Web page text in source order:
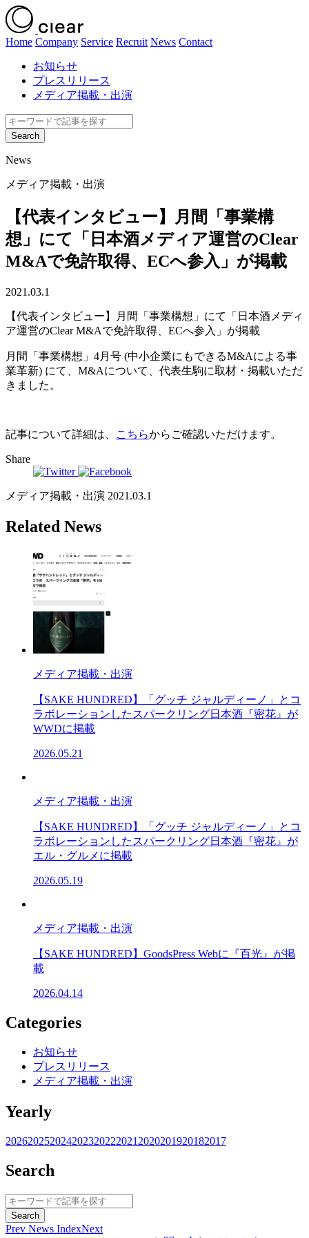
Home Company Service Recruit News Contact
お知らせ
プレスリリース
メディア掲載・出演
News
メディア掲載・出演
【代表インタビュー】月間「事業構
想」にて「日本酒メディア運営のClear
M&Aで免許取得、ECへ参入」が掲載
2021.03.1
【代表インタビュー】月間「事業構想」にて「日本酒メディ
ア運営のClear M&Aで免許取得、ECへ参入」が掲載
月間「事業構想」4月号 (中小企業にもできるM&Aによる事
業革新) にて、M&Aについて、代表生駒に取材・掲載いただ
きました。
記事について詳細は、 こちらからご確認いただけます。
Share
メディア掲載・出演 2021.03.1
Related News
メディア掲載・出演
【SAKE HUNDRED】「グッチ ジャルディーノ」とコ
ラボレーションしたスパークリング日本酒『密花』が
WWDに掲載
2026.05.21
メディア掲載・出演
【SAKE HUNDRED】「グッチ ジャルディーノ」とコ
ラボレーションしたスパークリング日本酒『密花』が
エル・グルメに掲載
2026.05.19
メディア掲載・出演
【SAKE HUNDRED】GoodsPress Webに『百光』が掲
載
2026.04.14
Categories
お知らせ
プレスリリース
メディア掲載・出演
Yearly
202620252024202320222021 2020201920182017
Search
Prev News IndexNext